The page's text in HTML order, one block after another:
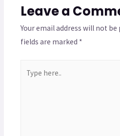
Leave a
Your email address will not be
fields are marked *